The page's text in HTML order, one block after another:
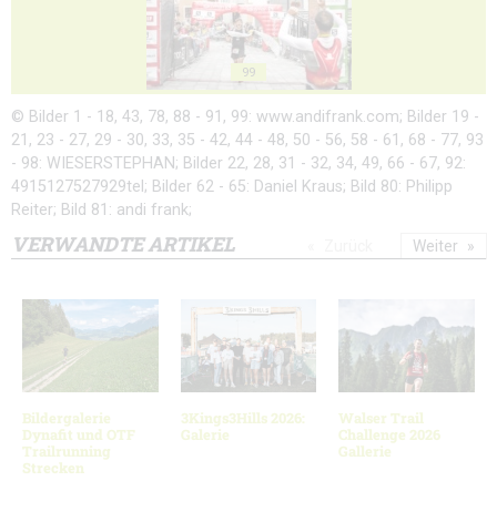
99
© Bilder 1 - 18, 43, 78, 88 - 91, 99: www.andifrank.com; Bilder 19 -
21, 23 - 27, 29 - 30, 33, 35 - 42, 44 - 48, 50 - 56, 58 - 61, 68 - 77, 93
- 98: WIESERSTEPHAN; Bilder 22, 28, 31 - 32, 34, 49, 66 - 67, 92:
4915127527929tel; Bilder 62 - 65: Daniel Kraus; Bild 80: Philipp
Reiter; Bild 81: andi frank;
VERWANDTE ARTIKEL
Bildergalerie
Dynafit und OTF
Trailrunning
Strecken
3Kings3Hills 2026:
Galerie
Walser Trail
Challenge 2026
Gallerie
Weiter